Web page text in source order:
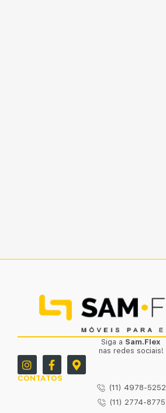
Siga a Sam.Flex
nas redes sociais!
CONTATOS
(11) 4978-5252
(11) 2774-8775